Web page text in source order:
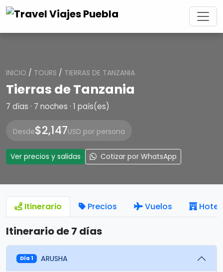
INICIO / TOURS / TIERRAS DE TANZANIA
Tierras de Tanzania
7 días · 7 noches · 1 país(es)
Desde$2,147USD por persona
Ver precios y salidas Cotizar por WhatsApp
Itinerario Precios Vuelos
Itinerario de 7 días
Día 1 ARUSHA